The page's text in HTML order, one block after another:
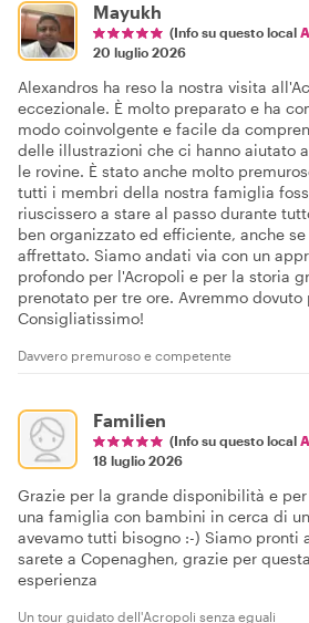
Mayukh
(Info su questo local
20 luglio 2026
Alexandros ha reso la nostra visita
eccezionale. È molto preparato e ha
modo coinvolgente e facile da
delle illustrazioni che ci hanno aiutato
le rovine. È stato anche molto
tutti i membri della nostra famiglia
riuscissero a stare al passo durante
ben organizzato ed efficiente, anche
affrettato. Siamo andati via con un
profondo per l'Acropoli e per la storia
prenotato per tre ore. Avremmo dovuto
Consigliatissimo!
Davvero premuroso e competente
Familien
(Info su questo local
18 luglio 2026
Grazie per la grande disponibilità e
una famiglia con bambini in cerca di
avevamo tutti bisogno :-) Siamo pronti
sarete a Copenaghen, grazie per
esperienza
Un tour guidato dell'Acropoli senza eguali